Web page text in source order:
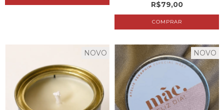
R$79,00
NOVO NOVO